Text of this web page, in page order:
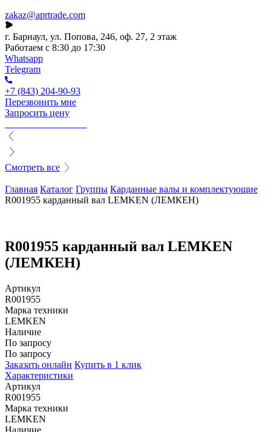
zakaz@aprtrade.com
г. Барнаул, ул. Попова, 246, оф. 27, 2 этаж
Работаем с 8:30 до 17:30
Whatsapp
Telegram
+7 (843) 204-90-93
Перезвонить мне
Запросить цену
Смотреть все
Главная Каталог Группы Карданные валы и комплектующие
R001955 карданный вал LEMKEN (ЛЕМКЕН)
R001955 карданный вал LEMKEN
(ЛЕМКЕН)
Артикул
R001955
Марка техники
LEMKEN
Наличие
По запросу
По запросу
Заказать онлайн Купить в 1 клик
Характеристики
Артикул
R001955
Марка техники
LEMKEN
Наличие